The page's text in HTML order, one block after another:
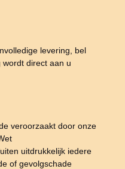
levering, bel
direct aan u
veroorzaakt door onze
uitdrukkelijk iedere
of gevolgschade